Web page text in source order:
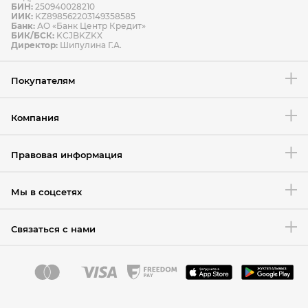
Условия возврата товара
БИН: 250940028210
ИИК: KZ898562203149358585
Банк: АО «Банк Центр Кредит»
БИК/БСК: KCJBKZKX
Директор: Шипулина Г.А.
Покупателям
Компания
Правовая информация
Мы в соцсетях
Связаться с нами